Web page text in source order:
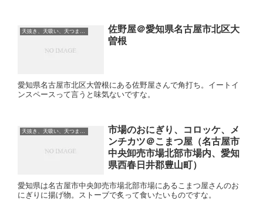
天抜き、天吸い、天つま、立ち食い、蕎麦、etc
佐野屋＠愛知県名古屋市北区大
曽根
愛知県名古屋市北区大曽根にある佐野屋さんで角打ち。イートイ
ンスペースって言うと味気ないですな。
天抜き、天吸い、天つま、立ち食い、蕎麦、etc
市場のおにぎり、コロッケ、メ
ンチカツ＠こまつ屋（名古屋市
中央卸売市場北部市場内、愛知
県西春日井郡豊山町）
愛知県は名古屋市中央卸売市場北部市場にあるこまつ屋さんのお
にぎりに揚げ物。ストーブで炙って食いたいものですな。